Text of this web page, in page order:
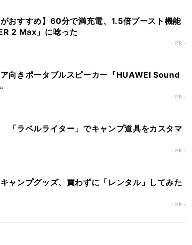
がおすすめ】60分で満充電、1.5倍ブースト機能
2 Max」に唸った
- PR -
向きポータブルスピーカー『HUAWEI Sound
- PR -
「ラベルライター」でキャンプ道具をカスタマ
- PR -
ャンプグッズ、買わずに「レンタル」してみた
- PR -